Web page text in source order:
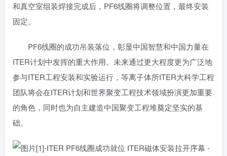
和真空室组装焊接完成后，PF6线圈将调整位置，最终安装
固定。
PF6线圈的成功吊装落位，彰显中国智慧和中国力量在
ITER计划中发挥的重大作用。未来通过更大程度更为广泛地
参与ITER工程安装和实验运行，等离子体所ITER大科学工程
团队将会在ITER计划和世界聚变工程技术领域扮演更加重要
的角色，同时也为自主建造中国聚变工程堆奠定坚实的基
础。